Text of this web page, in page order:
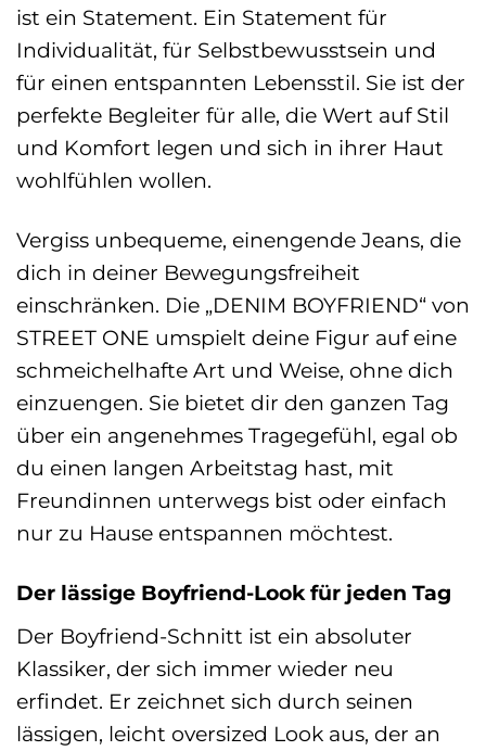
ist ein Statement. Ein Statement für
Individualität, für Selbstbewusstsein und
für einen entspannten Lebensstil. Sie ist der
perfekte Begleiter für alle, die Wert auf Stil
und Komfort legen und sich in ihrer Haut
wohlfühlen wollen.
Vergiss unbequeme, einengende Jeans, die
dich in deiner Bewegungsfreiheit
einschränken. Die „DENIM BOYFRIEND“ von
STREET ONE umspielt deine Figur auf eine
schmeichelhafte Art und Weise, ohne dich
einzuengen. Sie bietet dir den ganzen Tag
über ein angenehmes Tragegefühl, egal ob
du einen langen Arbeitstag hast, mit
Freundinnen unterwegs bist oder einfach
nur zu Hause entspannen möchtest.
Der lässige Boyfriend-Look für jeden Tag
Der Boyfriend-Schnitt ist ein absoluter
Klassiker, der sich immer wieder neu
erfindet. Er zeichnet sich durch seinen
lässigen, leicht oversized Look aus, der an